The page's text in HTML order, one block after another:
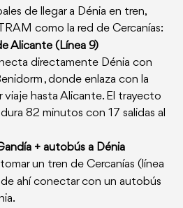
de llegar a Dénia en tren,
como la red de Cercanías:
Alicante (Línea 9)
directamente Dénia con
, donde enlaza con la
viaje hasta Alicante. El trayecto
82 minutos con 17 salidas al
+ autobús a Dénia
un tren de Cercanías (línea
ahí conectar con un autobús